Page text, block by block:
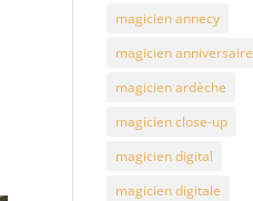
magicien annecy
magicien anniversaire
magicien ardèche
magicien close-up
magicien digital
magicien digitale